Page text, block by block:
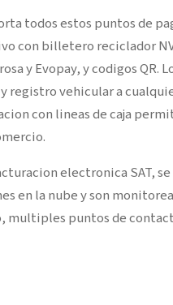
todos estos puntos de
con billetero reciclador
y Evopay, y codigos QR.
registro vehicular a
con lineas de caja
electronica SAT,
en la nube y son
multiples puntos de